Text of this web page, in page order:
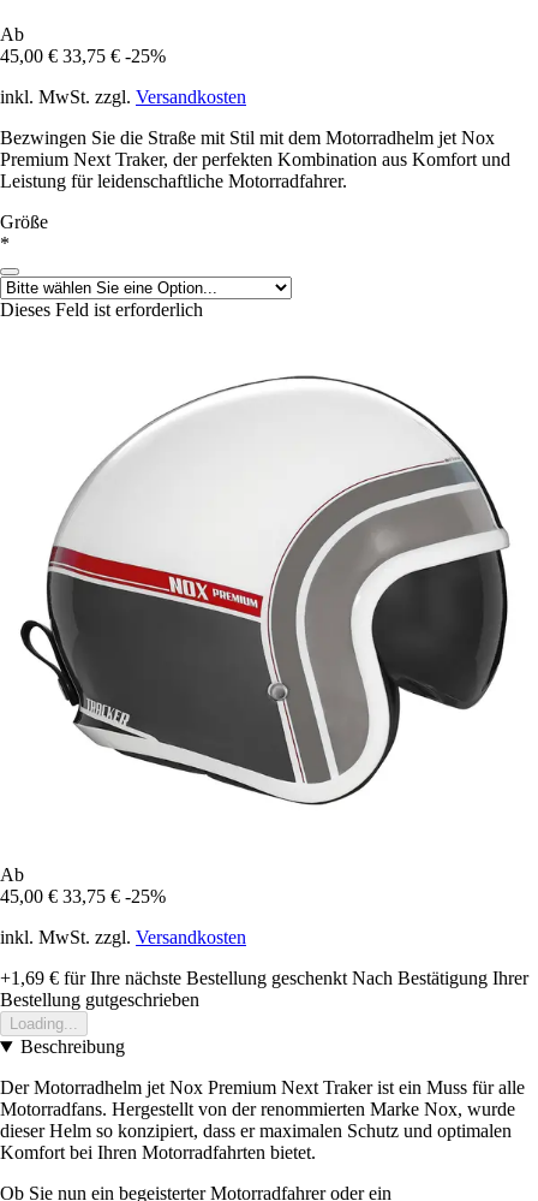
Ab
45,00 € 33,75 € -25%
inkl. MwSt. zzgl. Versandkosten
Bezwingen Sie die Straße mit Stil mit dem Motorradhelm jet Nox
Premium Next Traker, der perfekten Kombination aus Komfort und
Leistung für leidenschaftliche Motorradfahrer.
Größe
*
Dieses Feld ist erforderlich
Ab
45,00 € 33,75 € -25%
inkl. MwSt. zzgl. Versandkosten
+1,69 € für Ihre nächste Bestellung geschenkt Nach Bestätigung Ihrer
Bestellung gutgeschrieben
Loading...
Beschreibung
Der Motorradhelm jet Nox Premium Next Traker ist ein Muss für alle
Motorradfans. Hergestellt von der renommierten Marke Nox, wurde
dieser Helm so konzipiert, dass er maximalen Schutz und optimalen
Komfort bei Ihren Motorradfahrten bietet.
Ob Sie nun ein begeisterter Motorradfahrer oder ein